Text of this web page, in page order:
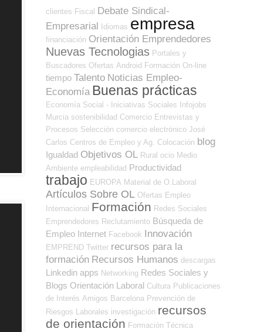
clientes Fiscal Debate Sindical-
Empresarial
Idiomas empresa
financiación Orientación Emprendedores
Nuevas Tecnologias Portales y
Buscadores Ofertas Android Formación On-line
tiempo Talento Noticias Empleo-
Economía Buenas prácticas
Economía Social - Iniciativas Sociales
Infojobs
Murcia sostenibilidad Comercio Entrevistas y
Procesos Selección comercio electrónico José
Carlos Centros de Empleo y Ag. Colocación blog
Igualdad Objetivos OL Rural ocio Medio
Ambiente empleabilidad Productividad
trabajo EUROPA Material de O.Laboral
Artículos Sobre OL Ofertas Empleo
Internacional Formación Redes Sociales
Emprendedores Reclutamiento Búsqueda de
Empleo Internet Facebook Innovación
EMPREND Twitter recursos para la
formación Recursos Humanos descargas
Linkedin apps Networking Redes Sociales y
Blogs Orientación Laboral Cultura Publicaciones
de Interés Amigos Barcelona Prevención de
Riesgos Laborales investigación recursos
de orientación Formación Técnica